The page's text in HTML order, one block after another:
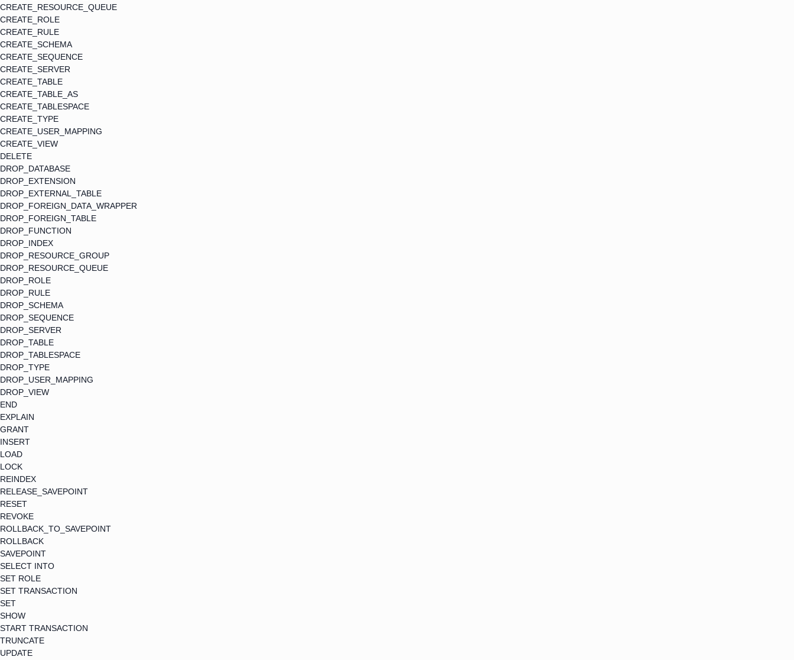
CREATE_RESOURCE_QUEUE
CREATE_ROLE
CREATE_RULE
CREATE_SCHEMA
CREATE_SEQUENCE
CREATE_SERVER
CREATE_TABLE
CREATE_TABLE_AS
CREATE_TABLESPACE
CREATE_TYPE
CREATE_USER_MAPPING
CREATE_VIEW
DELETE
DROP_DATABASE
DROP_EXTENSION
DROP_EXTERNAL_TABLE
DROP_FOREIGN_DATA_WRAPPER
DROP_FOREIGN_TABLE
DROP_FUNCTION
DROP_INDEX
DROP_RESOURCE_GROUP
DROP_RESOURCE_QUEUE
DROP_ROLE
DROP_RULE
DROP_SCHEMA
DROP_SEQUENCE
DROP_SERVER
DROP_TABLE
DROP_TABLESPACE
DROP_TYPE
DROP_USER_MAPPING
DROP_VIEW
END
EXPLAIN
GRANT
INSERT
LOAD
LOCK
REINDEX
RELEASE_SAVEPOINT
RESET
REVOKE
ROLLBACK_TO_SAVEPOINT
ROLLBACK
SAVEPOINT
SELECT INTO
SET ROLE
SET TRANSACTION
SET
SHOW
START TRANSACTION
TRUNCATE
UPDATE